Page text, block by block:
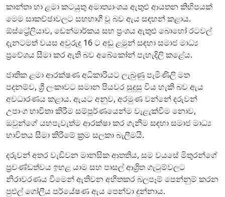
කාන්තා හා ළමා කටයුතු අමාත්‍යාංශය ඇතුළු ආයතන කිහිපයක්
මෙම සාකච්ඡාවලට සහභාගී වූ බව ඇය සඳහන් කළාය.
ඕස්ට්‍රේලියාව, ඩෙන්මාර්කය සහ ප්‍රංශය ඇතුළු බොහෝ රටවල්
දැනටමත් වයස අවුරුදු 16 ට අඩු ළමුන් සඳහා සමාජ මාධ්‍ය
ප්‍රවේශය සීමා කර ඇති බව අබේකෝන් පැහැදිලි කළේය.
ජාතික ළමා ආරක්ෂණ අධිකාරියට ලැබුණු පැමිණිලි මත
පදනම්ව, ශ්‍රී ලංකාවට සමාන පියවර සුදුසු විය හැකි බව ඇය
අවධාරණය කළාය. ඇයට අනුව, අරමුණ වන්නේ දරුවන්
උපාංග භාවිතා කිරීම සම්පූර්ණයෙන්ම වැළැක්වීම නොව,
ඔවුන්ගේ යහපැවැත්ම ආරක්ෂා කර ගැනීම සඳහා සමාජ මාධ්‍ය
භාවිතය සීමා කිරීමේ ක්‍රම සලකා බැලීමයි.
දරුවන් අතර වැඩිවන මානසික ආතතිය, සම වයසේ මිතුරන්ගේ
ප්‍රචණ්ඩත්වය ඉහළ යාම සහ පාසල් ආශ්‍රිත ගැටුම්වලට
නිරාවරණය වීමෙන් ඇතිවන අහිතකර බලපෑම් පෙන්නුම් කරන
පුළුල් ගෝලීය පර්යේෂණ ඇය පෙන්වා දුන්නාය.